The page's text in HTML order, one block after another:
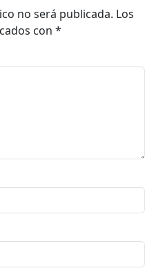
no será publicada. Los
con *